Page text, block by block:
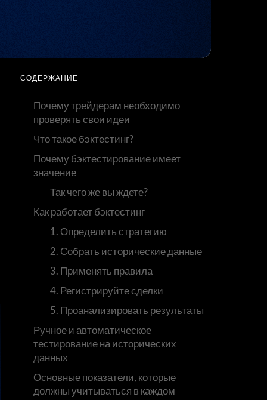
СОДЕРЖАНИЕ
Почему трейдерам необходимо
проверять свои идеи
Что такое бэктестинг?
Почему бэктестирование имеет
значение
Так чего же вы ждете?
Как работает бэктестинг
1. Определить стратегию
2. Собрать исторические данные
3. Применять правила
4. Регистрируйте сделки
5. Проанализировать результаты
Ручное и автоматическое
тестирование на исторических
данных
Основные показатели, которые
должны учитываться в каждом